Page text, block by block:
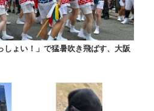
しょい！」で猛暑吹き飛ばす、大阪